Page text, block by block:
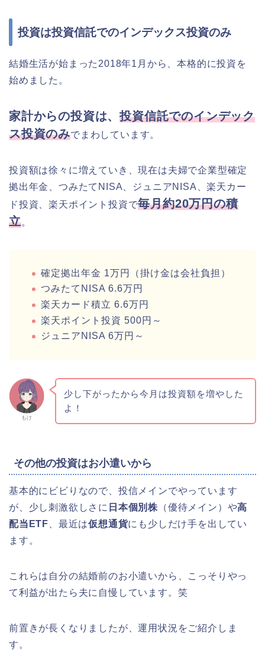
投資は投資信託でのインデックス投資のみ
結婚生活が始まった2018年1月から、本格的に投資を
始めました。
家計からの投資は、投資信託でのインデック
ス投資のみでまわしています。
投資額は徐々に増えていき、現在は夫婦で企業型確定
拠出年金、つみたてNISA、ジュニアNISA、楽天カー
ド投資、楽天ポイント投資で毎月約20万円の積
立。
確定拠出年金 1万円（掛け金は会社負担）
つみたてNISA 6.6万円
楽天カード積立 6.6万円
楽天ポイント投資 500円～
ジュニアNISA 6万円～
もけ
少し下がったから今月は投資額を増やした
よ！
その他の投資はお小遣いから
基本的にビビりなので、投信メインでやっています
が、少し刺激欲しさに 日本個別株 （優待メイン）や高
配当ETF 、最近は仮想通貨にも少しだけ手を出してい
ます。
これらは自分の結婚前のお小遣いから、こっそりやっ
て利益が出たら夫に自慢しています。笑
前置きが長くなりましたが、運用状況をご紹介しま
す。